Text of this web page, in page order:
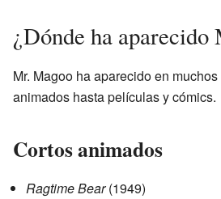
¿Dónde ha aparecido
Mr. Magoo ha aparecido en
animados hasta películas y cómics.
Cortos animados
Ragtime Bear(1949)